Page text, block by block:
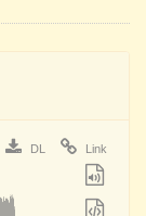
DL Link